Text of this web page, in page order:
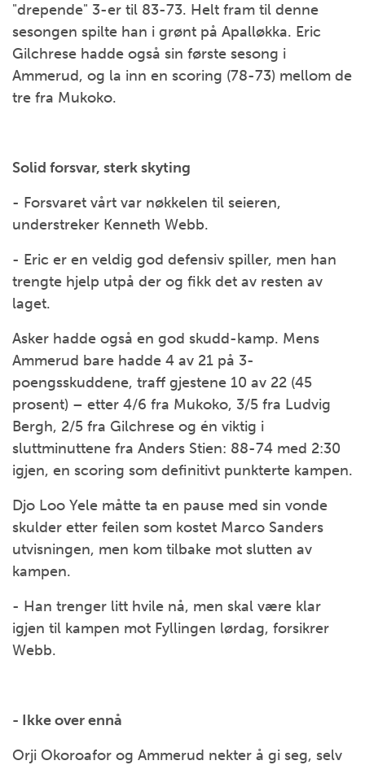
"drepende" 3-er til 83-73. Helt fram til denne
sesongen spilte han i grønt på Apalløkka. Eric
Gilchrese hadde også sin første sesong i
Ammerud, og la inn en scoring (78-73) mellom de
tre fra Mukoko.
Solid forsvar, sterk skyting
- Forsvaret vårt var nøkkelen til seieren,
understreker Kenneth Webb.
- Eric er en veldig god defensiv spiller, men han
trengte hjelp utpå der og fikk det av resten av
laget.
Asker hadde også en god skudd-kamp. Mens
Ammerud bare hadde 4 av 21 på 3-
poengsskuddene, traff gjestene 10 av 22 (45
prosent) – etter 4/6 fra Mukoko, 3/5 fra Ludvig
Bergh, 2/5 fra Gilchrese og én viktig i
sluttminuttene fra Anders Stien: 88-74 med 2:30
igjen, en scoring som definitivt punkterte kampen.
Djo Loo Yele måtte ta en pause med sin vonde
skulder etter feilen som kostet Marco Sanders
utvisningen, men kom tilbake mot slutten av
kampen.
- Han trenger litt hvile nå, men skal være klar
igjen til kampen mot Fyllingen lørdag, forsikrer
Webb.
- Ikke over ennå
Orji Okoroafor og Ammerud nekter å gi seg, selv